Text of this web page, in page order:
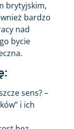
brytyjskim,
bardzo
nad
bycie
sens? –
i ich